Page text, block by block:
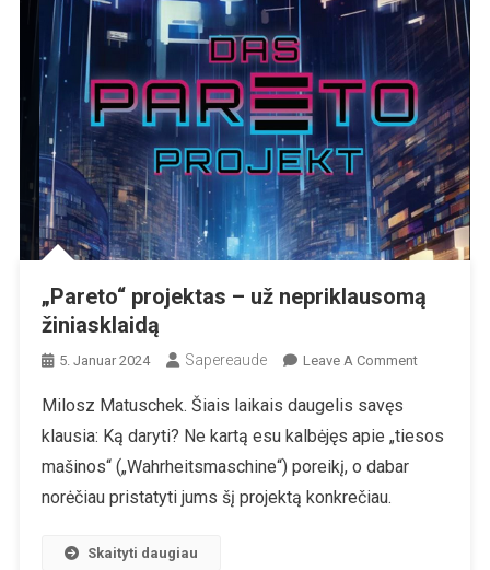
„Pareto“ projektas – už nepriklausomą
žiniasklaidą
5. Januar 2024 Sapereaude Leave A CommentOn
–
Milosz Matuschek. Šiais laikais daugelis savęs
klausia: Ką daryti? Ne kartą esu kalbėjęs apie „tiesos
mašinos“ („Wahrheitsmaschine“) poreikį, o dabar
norėčiau pristatyti jums šį projektą konkrečiau.
Skaityti daugiau